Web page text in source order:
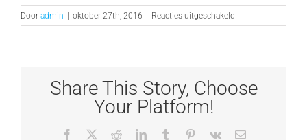
Door admin oktober 27th, 2016 Reacties uitgeschakeld
maarten_knaapen-
Share This Story, Choose
Your Platform!
Facebook RedditLinkedInTumblr Pinterest
Vk
E-